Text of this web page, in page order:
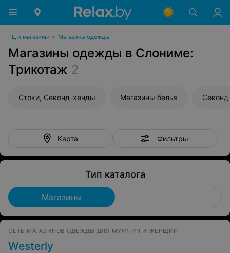
ТЦ и магазины • Магазины одежды
Магазины одежды в Слониме:
Трикотаж 2
Стоки, Секонд-хенды Магазины белья
Карта Фильтры
Тип каталога
Магазины
СЕТЬ МАГАЗИНОВ ОДЕЖДЫ ДЛЯ МУЖЧИН И ЖЕНЩИН
Westerly